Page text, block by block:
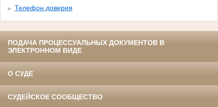
Телефон доверия
ПОДАЧА ПРОЦЕССУАЛЬНЫХ ДОКУМЕНТОВ В
ЭЛЕКТРОННОМ ВИДЕ
О СУДЕ
СУДЕЙСКОЕ СООБЩЕСТВО